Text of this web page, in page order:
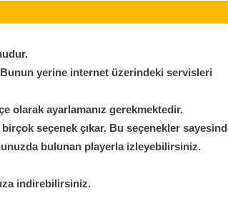
yerine internet üzerindeki servisleri
olarak ayarlamanız gerekmektedir.
seçenek çıkar. Bu seçenekler
bulunan playerla izleyebilirsiniz.
indirebilirsiniz.